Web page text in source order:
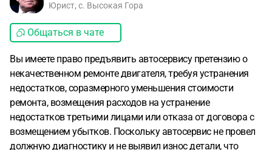
Юрист, с. Высокая Гора
Общаться в чате
Вы имеете право предъявить автосервису претензию о
некачественном ремонте двигателя, требуя устранения
недостатков, соразмерного уменьшения стоимости
ремонта, возмещения расходов на устранение
недостатков третьими лицами или отказа от договора с
возмещением убытков. Поскольку автосервис не провел
должную диагностику и не выявил износ детали, что